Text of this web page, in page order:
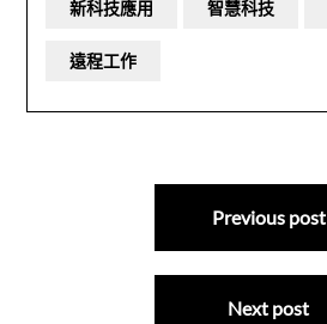
新科技應用 智慧科技
遠程工作
Previous post
Next post